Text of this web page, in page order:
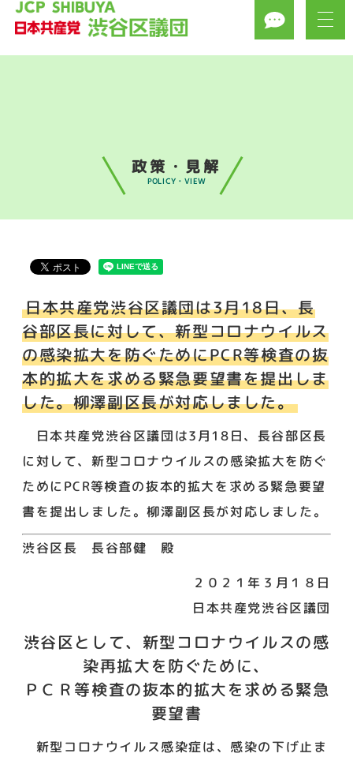
政策・見解
POLICY・VIEW
日本共産党渋谷区議団は3月18日、長
谷部区長に対して、新型コロナウイルス
の感染拡大を防ぐためにPCR等検査の抜
本的拡大を求める緊急要望書を提出しま
した。柳澤副区長が対応しました。
日本共産党渋谷区議団は3月18日、長谷部区長
に対して、新型コロナウイルスの感染拡大を防ぐ
ために PCR等検査の抜本的拡大を求める緊急要望
書を提出しました。柳澤副区長が対応しました。
渋谷区長 長谷部健 殿
２０２１年３月１８日
日本共産党渋谷区議団
渋谷区として、新型コロナウイルスの感
染再拡大を防ぐために、
ＰＣＲ等検査の抜本的拡大を求める緊急
要望書
新型コロナウイルス感染症は、感染の下げ止ま